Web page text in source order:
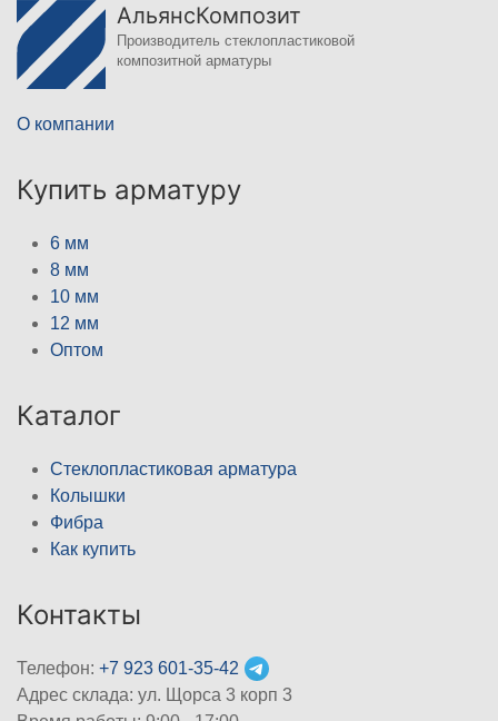
АльянсКомпозит
Производитель стеклопластиковой
композитной арматуры
О компании
Купить арматуру
6 мм
8 мм
10 мм
12 мм
Оптом
Каталог
Стеклопластиковая арматура
Колышки
Фибра
Как купить
Контакты
Телефон: +7 923 601-35-42
Адрес склада: ул. Щорса 3 корп 3